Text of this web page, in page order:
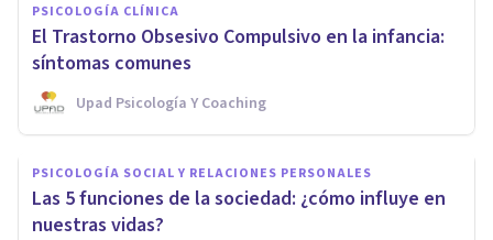
PSICOLOGÍA CLÍNICA
El Trastorno Obsesivo Compulsivo en la infancia:
síntomas comunes
Upad Psicología Y Coaching
PSICOLOGÍA SOCIAL Y RELACIONES PERSONALES
Las 5 funciones de la sociedad: ¿cómo influye en
nuestras vidas?